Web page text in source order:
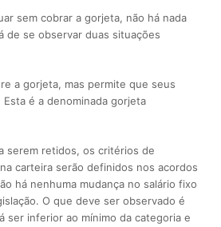
sem cobrar a gorjeta, não há nada
de se observar duas situações
a gorjeta, mas permite que seus
é a denominada gorjeta
serem retidos, os critérios de
carteira serão definidos nos acordos
há nenhuma mudança no salário fixo
O que deve ser observado é
ser inferior ao mínimo da categoria e